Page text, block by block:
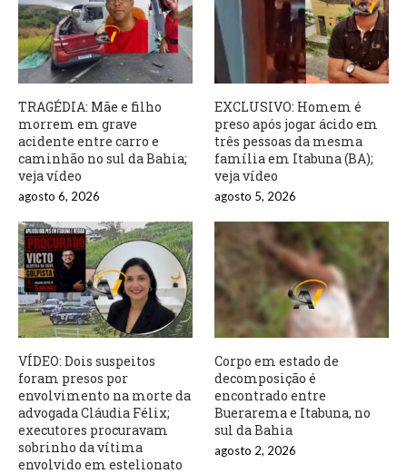
TRAGÉDIA: Mãe e filho
morrem em grave
acidente entre carro e
caminhão no sul da Bahia;
veja vídeo
agosto 6, 2026
EXCLUSIVO: Homem é
preso após jogar ácido em
três pessoas da mesma
família em Itabuna (BA);
veja vídeo
agosto 5, 2026
VÍDEO: Dois suspeitos
foram presos por
envolvimento na morte da
advogada Cláudia Félix;
executores procuravam
sobrinho da vítima
envolvido em estelionato
Corpo em estado de
decomposição é
encontrado entre
Buerarema e Itabuna, no
sul da Bahia
agosto 2, 2026